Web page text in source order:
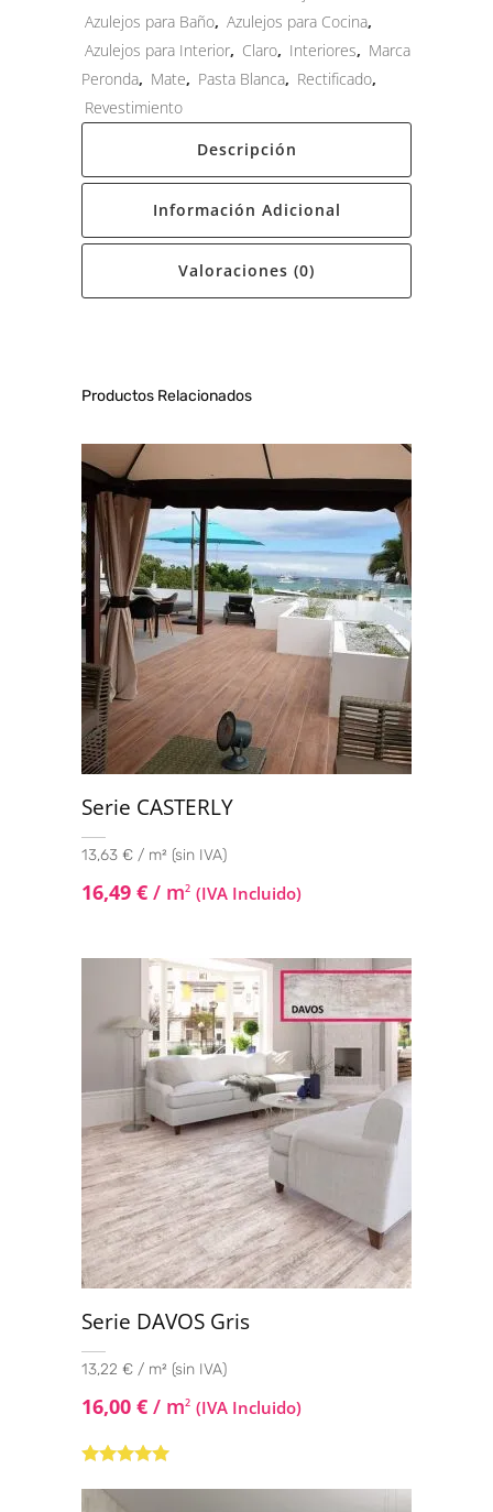
Azulejos para Baño, Azulejos para Cocina,
Azulejos para Interior, Claro, Interiores, Marca
Peronda, Mate, Pasta Blanca, Rectificado,
Revestimiento
Descripción
Información Adicional
Valoraciones (0)
Productos Relacionados
Serie CASTERLY
13,63 € / m² (sin IVA)
16,49 € / m2 (IVA Incluido)
Serie DAVOS Gris
13,22 € / m² (sin IVA)
16,00 € / m2 (IVA Incluido)
5.00de 5